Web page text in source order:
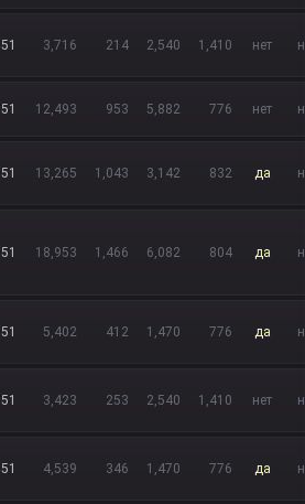
51 3,716 214 2,540 1,410 нет
51 12,493 953 5,882 776 нет
51 13,265 1,043 3,142 832 да
51 18,953 1,466 6,082 804 да
51 5,402 412 1,470 776 да
51 3,423 253 2,540 1,410 нет
51 4,539 346 1,470 776 да